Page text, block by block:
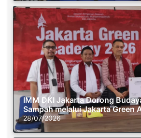
IMM DKI Jakarta Dorong
Sampah melalui Jakarta Green
28/07/2026